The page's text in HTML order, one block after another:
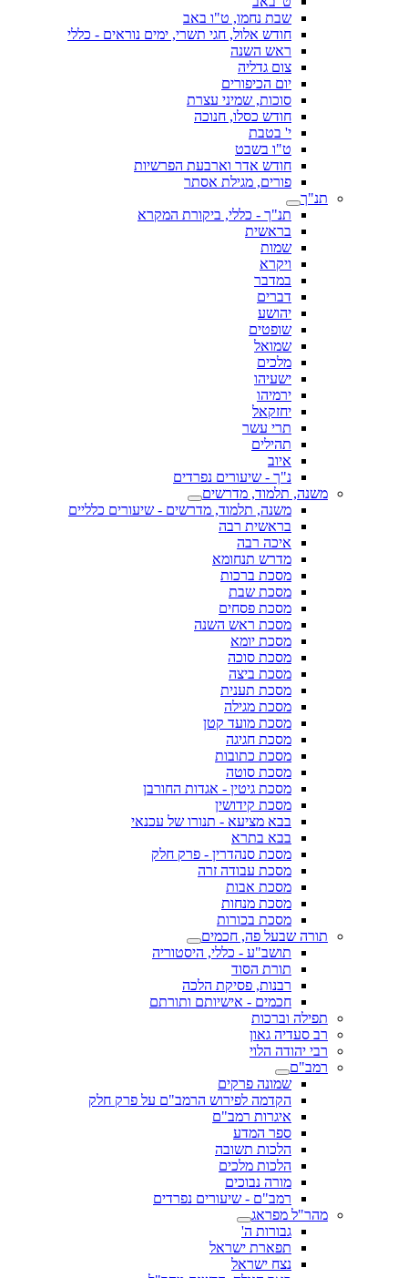
שבת נחמו, ט"ו באב
חודש אלול, חגי תשרי, ימים נוראים - כללי
ראש השנה
צום גדליה
יום הכיפורים
סוכות, שמיני עצרת
חודש כסלו, חנוכה
י' בטבת
ט"ו בשבט
חודש אדר וארבעת הפרשיות
פורים, מגילת אסתר
תנ"ך
תנ"ך - כללי, ביקורת המקרא
בראשית
שמות
ויקרא
במדבר
דברים
יהושע
שופטים
שמואל
מלכים
ישעיהו
ירמיהו
יחזקאל
תרי עשר
תהילים
איוב
נ"ך - שיעורים נפרדים
משנה, תלמוד, מדרשים
משנה, תלמוד, מדרשים - שיעורים כלליים
בראשית רבה
איכה רבה
מדרש תנחומא
מסכת ברכות
מסכת שבת
מסכת פסחים
מסכת ראש השנה
מסכת יומא
מסכת סוכה
מסכת ביצה
מסכת תענית
מסכת מגילה
מסכת מועד קטן
מסכת חגיגה
מסכת כתובות
מסכת סוטה
מסכת גיטין - אגדות החורבן
מסכת קידושין
בבא מציעא - תנורו של עכנאי
בבא בתרא
מסכת סנהדרין - פרק חלק
מסכת עבודה זרה
מסכת אבות
מסכת מנחות
מסכת בכורות
תורה שבעל פה, חכמים
תושב"ע - כללי, היסטוריה
תורת הסוד
רבנות, פסיקת הלכה
חכמים - אישיותם ותורתם
תפילה וברכות
רב סעדיה גאון
רבי יהודה הלוי
רמב"ם
שמונה פרקים
הקדמה לפירוש הרמב"ם על פרק חלק
איגרות רמב"ם
ספר המדע
הלכות תשובה
הלכות מלכים
מורה נבוכים
רמב"ם - שיעורים נפרדים
מהר"ל מפראג
גבורות ה'
תפארת ישראל
נצח ישראל